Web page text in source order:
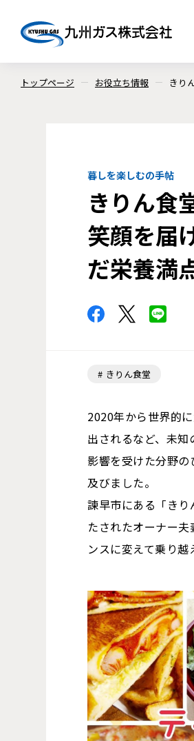
トップページ お役立ち情報 きり
暮しを楽しむの手帖
きりん食
笑顔を届
だ栄養満
きりん食堂
2020年から世界的
出されるなど、未
影響を受けた分野
及びました。
諫早市にある「き
たされたオーナー
ンスに変えて乗り越